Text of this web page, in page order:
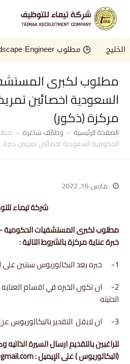
مطلوب Landscape Engineer للعمل لدى كبرى الجهات في الخليج
مطلوب لكبرى
السعودية اخصائين
مركزة (ذكور)
الصفحة الرئيسية » وظائف شاغرة »
الحكومية السعودية اخصائين تمريض خبرة
مارس 16, 2022
شركة تيماء
مطلوب لكبرى المستشفيات
خبرة عناية مركزة بالشروط التالية :
1- خبره بعد البكالوريوس سنتين على الاقل
2- ان تكون الخبره في اقسام العنايه
الحثيثه
3- ان لايقل التقدير بالبكالوريوس عن جيد
للراغبين بالتقديم ارسال السيرة
(البكالوريوس ) على الإيميل : hr.taimaa@gmail.com